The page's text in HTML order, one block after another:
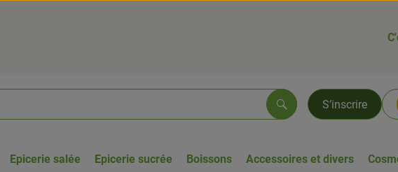
S’inscrire
Rechercher
Epicerie salée Epicerie sucrée Boissons Accessoires et divers